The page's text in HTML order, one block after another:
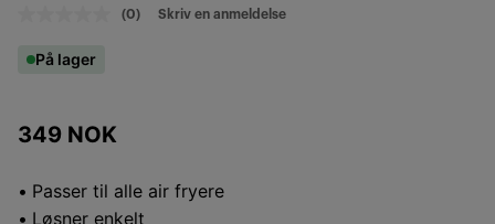
Samme
sidelenke.
(0) Skriv en anmeldelse
På lager
349 NOK
Passer til alle air fryere
Løsner enkelt